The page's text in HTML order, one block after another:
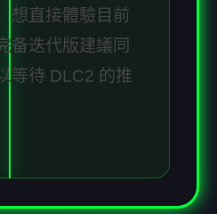
想直接體驗目前
备迭代版建議同
等待 DLC2 的推